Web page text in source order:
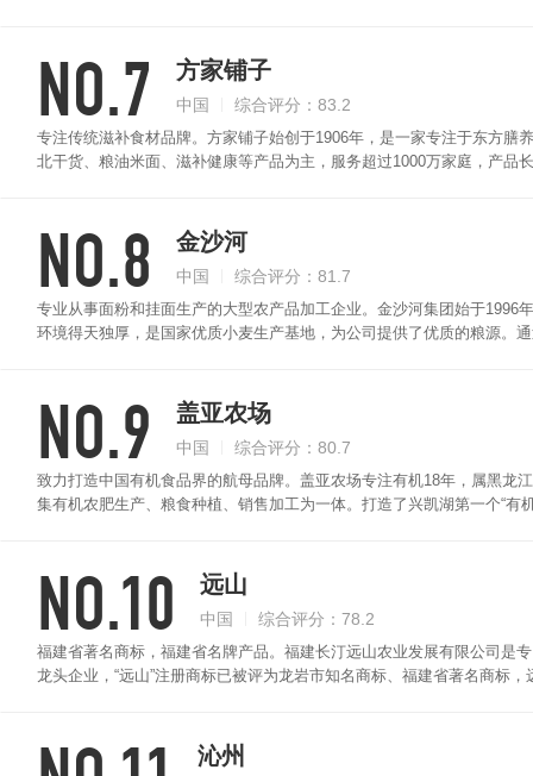
NO.7 方家铺子
中国 综合评分：83.2
专注传统滋补食材品牌。方家铺子始创于1906年，是一家专注于东方膳
北干货、粮油米面、滋补健康等产品为主，服务超过1000万家庭，产
NO.8 金沙河
中国 综合评分：81.7
专业从事面粉和挂面生产的大型农产品加工企业。金沙河集团始于
环境得天独厚，是国家优质小麦生产基地，为公司提供了优质的粮源。
NO.9 盖亚农场
中国 综合评分：80.7
致力打造中国有机食品界的航母品牌。盖亚农场专注有机18年，属黑龙
集有机农肥生产、粮食种植、销售加工为一体。打造了兴凯湖第一个“
NO.10 远山
中国 综合评分：78.2
福建省著名商标，福建省名牌产品。福建长汀远山农业发展有限公司是
龙头企业，“远山”注册商标已被评为龙岩市知名商标、福建省著名商标
沁州